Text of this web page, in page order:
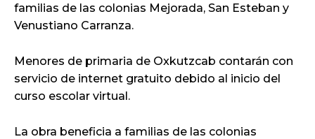
familias de las colonias Mejorada, San Esteban y
Venustiano Carranza.
Menores de primaria de Oxkutzcab contarán con
servicio de internet gratuito debido al inicio del
curso escolar virtual.
La obra beneficia a familias de las colonias